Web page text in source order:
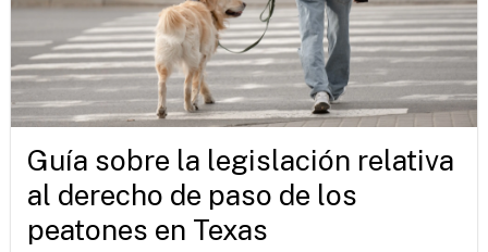
Guía sobre la legislación relativa
al derecho de paso de los
peatones en Texas